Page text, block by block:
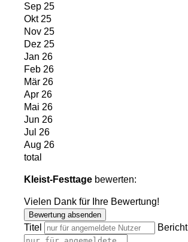
Sep 25
Okt 25
Nov 25
Dez 25
Jan 26
Feb 26
Mär 26
Apr 26
Mai 26
Jun 26
Jul 26
Aug 26
total
Kleist-Festtage bewerten:
Vielen Dank für Ihre Bewertung!
Bewertung absenden
Titel Bericht